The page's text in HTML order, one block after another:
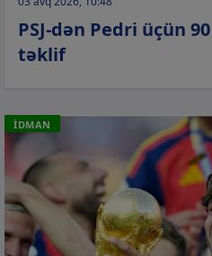
PSJ-dən Pedri üçün
təklif
İDMAN